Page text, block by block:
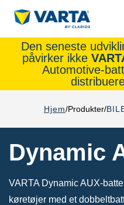
Den seneste
påvirker ikke
Automotive-
Hjem Produkter
Dynamic
VARTA Dynamic AUX-
køretøjer med et